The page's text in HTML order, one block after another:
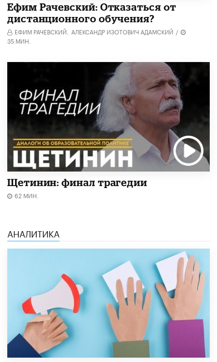
Ефим Рачевский: Отказаться от
дистанционного обучения?
ЕФИМ РАЧЕВСКИЙ, АЛЕКСАНДР ИЗОТОВИЧ АДАМСКИЙ /
35 МИН.
Щетинин: финал трагедии
62 МИН.
АНАЛИТИКА